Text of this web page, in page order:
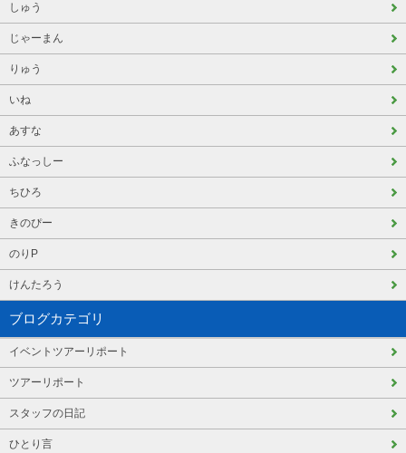
しゅう
じゃーまん
りゅう
いね
あすな
ふなっしー
ちひろ
きのぴー
のりP
けんたろう
ブログカテゴリ
イベントツアーリポート
ツアーリポート
スタッフの日記
ひとり言